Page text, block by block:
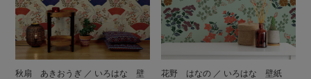
秋扇 あきおうぎ ／ いろはな 壁
花野 はなの ／ いろはな 壁紙